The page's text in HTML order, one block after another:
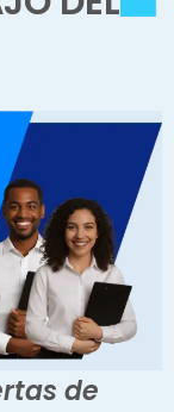
de